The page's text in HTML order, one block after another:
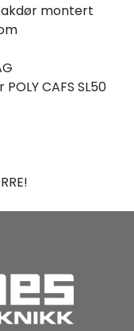
montert
CAFS SL50